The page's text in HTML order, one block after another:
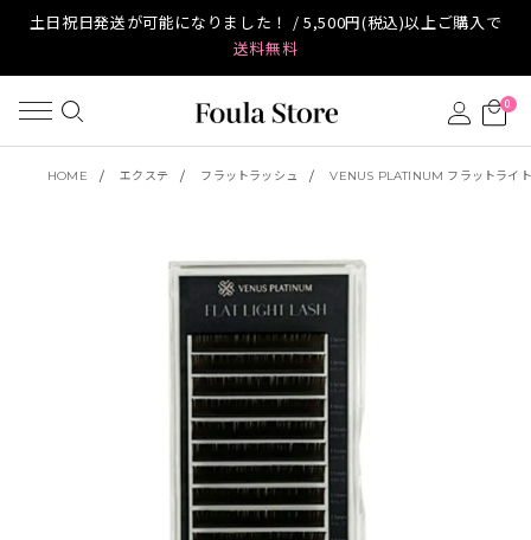
土日祝日発送が可能になりました！ / 5,500円(税込)以上ご購入で
送料無料
0
HOME エクステ フラットラッシュ VENUS PLATINUM フラットライ